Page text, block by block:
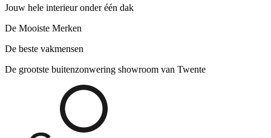
Jouw hele interieur onder één dak
De Mooiste Merken
De beste vakmensen
De grootste buitenzonwering showroom van Twente